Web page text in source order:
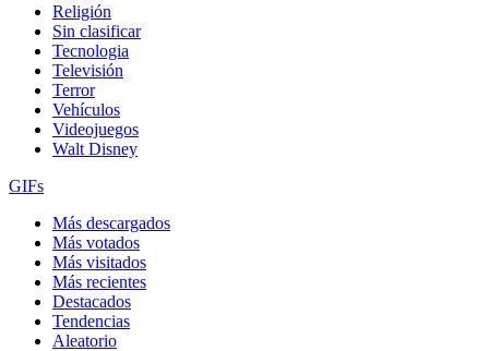
Religión
Sin clasificar
Tecnologia
Televisión
Terror
Vehículos
Videojuegos
Walt Disney
GIFs
Más descargados
Más votados
Más visitados
Más recientes
Destacados
Tendencias
Aleatorio